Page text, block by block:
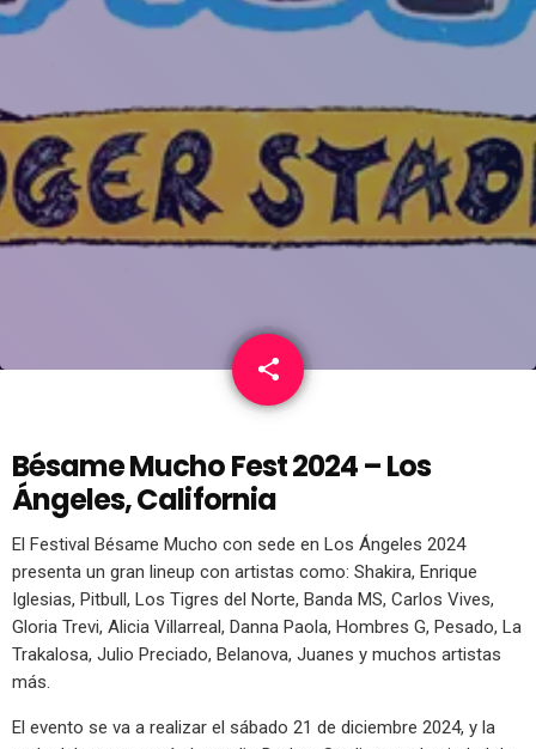
share
email
Bésame Mucho Fest 2024 – Los
Ángeles, California
El Festival Bésame Mucho con sede en Los Ángeles 2024
presenta un gran lineup con artistas como: Shakira, Enrique
Iglesias, Pitbull, Los Tigres del Norte, Banda MS, Carlos Vives,
Gloria Trevi, Alicia Villarreal, Danna Paola, Hombres G, Pesado, La
Trakalosa, Julio Preciado, Belanova, Juanes y muchos artistas
más.
El evento se va a realizar el sábado 21 de diciembre 2024, y la